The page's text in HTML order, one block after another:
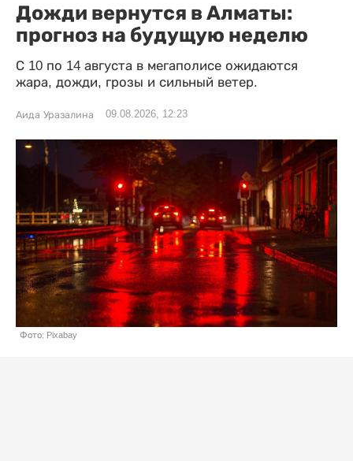
Дожди вернутся в Алматы:
прогноз на будущую неделю
С 10 по 14 августа в мегаполисе ожидаются
жара, дожди, грозы и сильный ветер.
Аида Уразалина 09.08.2026, 12:23
Фото: Pixabay